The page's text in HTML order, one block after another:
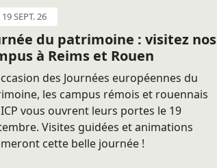
19 SEPT. 26
du patrimoine : visitez nos
à Reims et Rouen
des Journées européennes du
les campus rémois et rouennais
vous ouvrent leurs portes le 19
Visites guidées et animations
cette belle journée !